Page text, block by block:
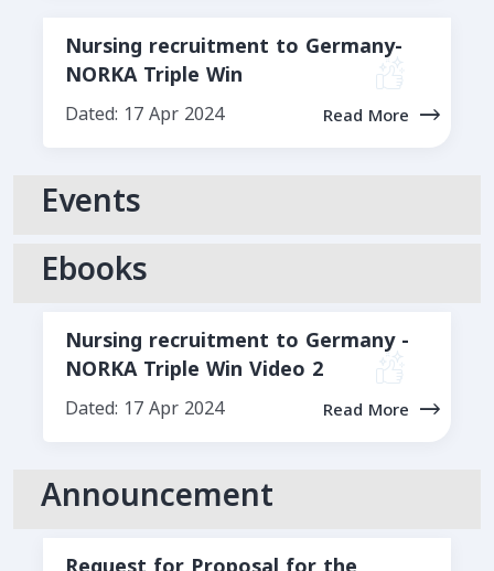
Nursing recruitment to Germany-
NORKA Triple Win
Dated: 17 Apr 2024 Read More
Events
Ebooks
Nursing recruitment to Germany -
NORKA Triple Win Video 2
Dated: 17 Apr 2024 Read More
Announcement